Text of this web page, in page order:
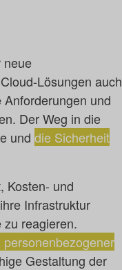
neue
Lösungen auch
und
Der Weg in die
und die Sicherheit
Kosten- und
Infrastruktur
reagieren.
Gestaltung der